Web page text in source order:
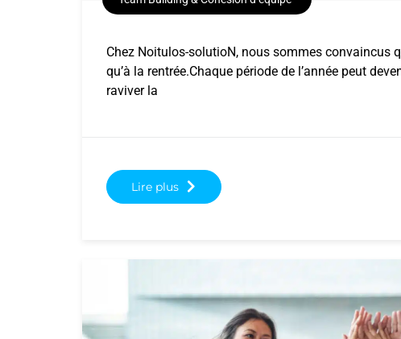
Chez Noitulos-solutioN, nous sommes convaincus
qu’à la rentrée.Chaque période de l’année peut
raviver la
Lire plus